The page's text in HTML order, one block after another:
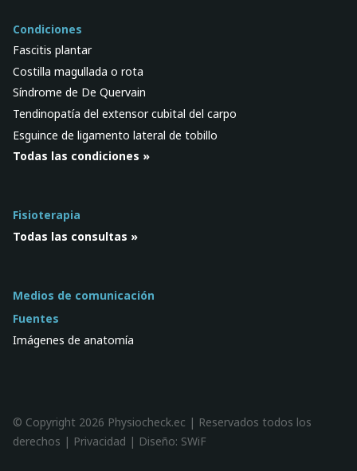
Condiciones
Fascitis plantar
Costilla magullada o rota
Síndrome de De Quervain
Tendinopatía del extensor cubital del carpo
Esguince de ligamento lateral de tobillo
Todas las condiciones »
Fisioterapia
Todas las consultas »
Medios de comunicación
Fuentes
Imágenes de anatomía
© Copyright 2026 Physiocheck.ec | Reservados todos los
derechos | Privacidad | Diseño: SWiF